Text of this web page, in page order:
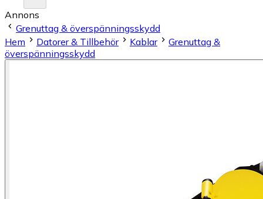
Annons
Grenuttag & överspänningsskydd
Hem
Datorer & Tillbehör Kablar
Grenuttag &
överspänningsskydd